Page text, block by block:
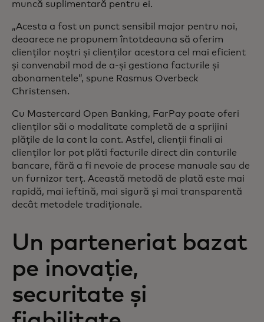
muncă suplimentară pentru ei.
„Acesta a fost un punct sensibil major pentru noi,
deoarece ne propunem întotdeauna să oferim
clienților noștri și clienților acestora cel mai eficient
și convenabil mod de a-și gestiona facturile și
abonamentele”, spune Rasmus Overbeck
Christensen.
Cu Mastercard Open Banking, FarPay poate oferi
clienților săi o modalitate completă de a sprijini
plățile de la cont la cont. Astfel, clienții finali ai
clienților lor pot plăti facturile direct din conturile
bancare, fără a fi nevoie de procese manuale sau de
un furnizor terț. Această metodă de plată este mai
rapidă, mai ieftină, mai sigură și mai transparentă
decât metodele tradiționale.
Un parteneriat bazat
pe inovație,
securitate și